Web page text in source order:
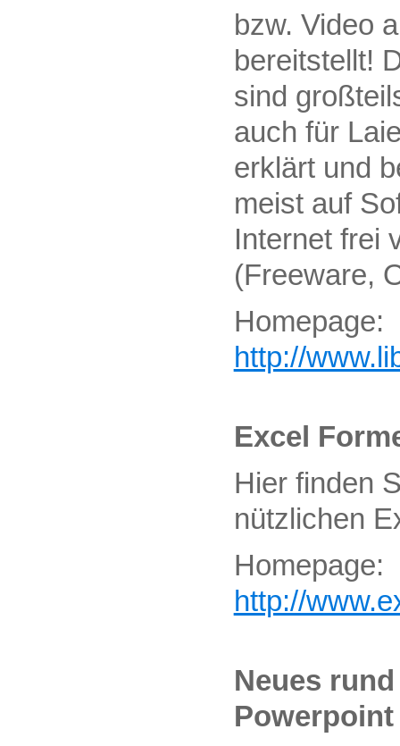
bzw. Video
bereitstellt!
sind
auch für
erklärt und
meist auf
Internet frei
(Freeware,
Homepage:
http://
Excel
Hier finden
nützlichen
Homepage:
http://
Neues
Powerpoint